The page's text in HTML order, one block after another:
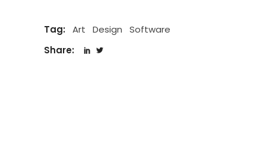
Tag: Art Design
Software
Share: